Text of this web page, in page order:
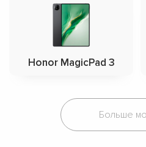
Honor MagicPad 3
Больше